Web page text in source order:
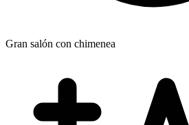
Gran salón con chimenea